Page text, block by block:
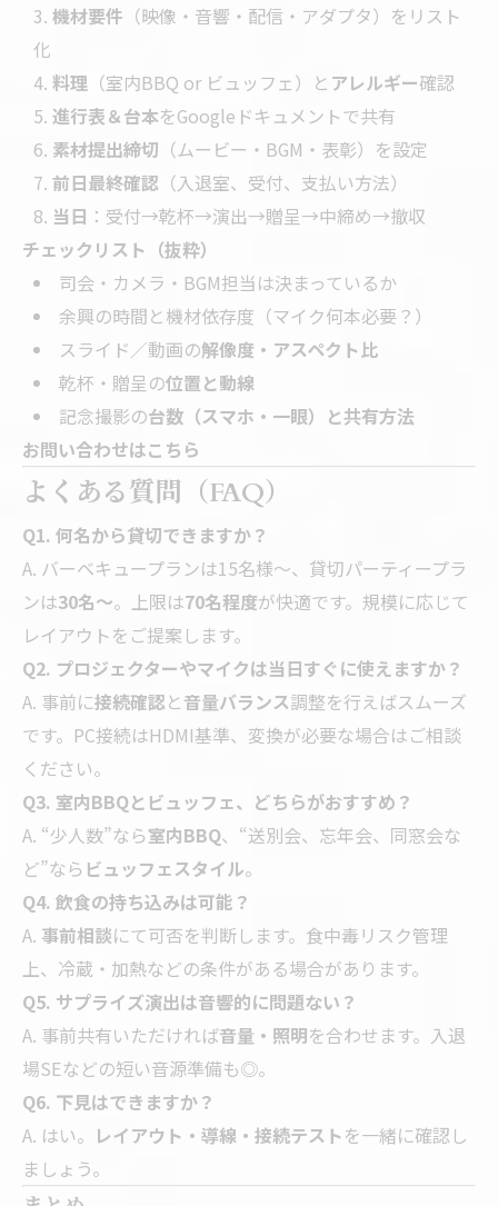
機材要件 （映像・音響・配信・アダプタ）をリスト
化
料理 （室内BBQ or ビュッフェ）と アレルギー確認
進行表＆台本をGoogleドキュメントで共有
素材提出締切 （ムービー・BGM・表彰）を設定
前日最終確認 （入退室、受付、支払い方法）
当日 ：受付→乾杯→演出→贈呈→中締め→撤収
チェックリスト（抜粋）
司会・カメラ・BGM担当は決まっているか
余興の時間と機材依存度（マイク何本必要？）
スライド／動画の解像度・アスペクト比
乾杯・贈呈の位置と動線
記念撮影の台数（スマホ・一眼）と共有方法
お問い合わせはこちら
よくある質問（FAQ）
Q1. 何名から貸切できますか？
A. バーベキュープランは15名様～、貸切パーティープラ
ンは30名～。上限は70名程度が快適です。規模に応じて
レイアウトをご提案します。
Q2. プロジェクターやマイクは当日すぐに使えますか？
A. 事前に接続確認と音量バランス調整を行えばスムーズ
です。PC接続はHDMI基準、変換が必要な場合はご相談
ください。
Q3. 室内BBQとビュッフェ、どちらがおすすめ？
A. “少人数”なら室内BBQ、“送別会、忘年会、同窓会な
ど”なら ビュッフェスタイル。
Q4. 飲食の持ち込みは可能？
A. 事前相談にて可否を判断します。食中毒リスク管理
上、冷蔵・加熱などの条件がある場合があります。
Q5. サプライズ演出は音響的に問題ない？
A. 事前共有いただければ音量・照明を合わせます。入退
場SEなどの短い音源準備も◎。
Q6. 下見はできますか？
A. はい。 レイアウト・導線・接続テストを一緒に確認し
ましょう。